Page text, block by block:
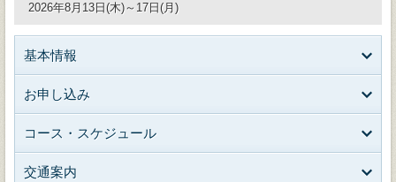
2026年8月13日(木)～17日(月)
基本情報
お申し込み
コース・スケジュール
交通案内